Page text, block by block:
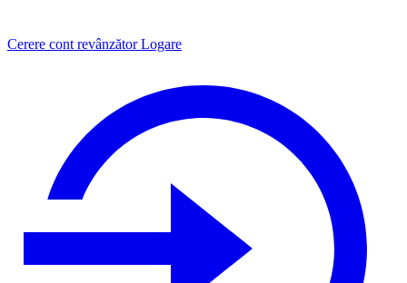
Cerere cont revânzător Logare